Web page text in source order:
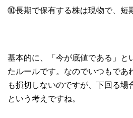
⑩長期で保有する株は現物で、短
基本的に、「今が底値である」と
たルールです。なのでいつもであ
も損切しないのですが、下回る場
という考えですね。